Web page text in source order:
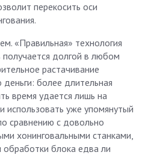
перекосить оси
«Правильная» технология
долгой в любом
растачивание
более длительная
время удается лишь на
использовать уже упомянутый
сравнению с довольно
хонинговальными станками,
блока едва ли